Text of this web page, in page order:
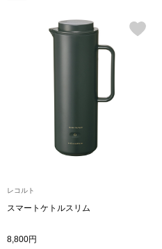
レコルト
スマートケトルスリム
8,800円